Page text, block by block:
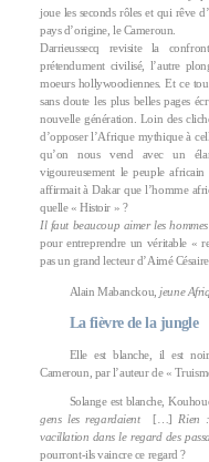
joue les seconds rôles et qui rêve
pays d’origine, le Cameroun.
Darrieussecq revisite la
prétendument civilisé, l’autre
moeurs hollywoodiennes. Et ce
sans doute les plus belles pages
nouvelle génération. Loin des
d’opposer l’Afrique mythique à
qu’on nous vend avec un élan
vigoureusement le peuple
affirmait à Dakar que l’homme
quelle « Histoir » ?
Il faut beaucoup aimer les hommes
pour entreprendre un véritable «
pas un grand lecteur d’Aimé
Alain Mabanckou, jeune
La fièvre de la jungle
Elle est blanche, il est
Cameroun, par l’auteur de «
Solange est blanche,
gens les regardaient
[…] Rien
vacillation dans le regard des
pourront-ils vaincre ce regard ?